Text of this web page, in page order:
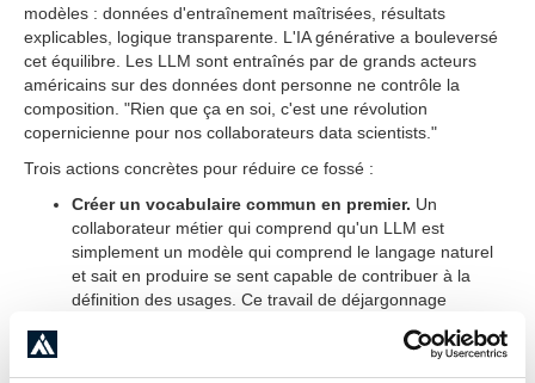
modèles : données d'entraînement maîtrisées, résultats
explicables, logique transparente. L'IA générative a bouleversé
cet équilibre. Les LLM sont entraînés par de grands acteurs
américains sur des données dont personne ne contrôle la
composition. "Rien que ça en soi, c'est une révolution
copernicienne pour nos collaborateurs data scientists."
Trois actions concrètes pour réduire ce fossé :
Créer un vocabulaire commun en premier. Un
collaborateur métier qui comprend qu'un LLM est
simplement un modèle qui comprend le langage naturel
et sait en produire se sent capable de contribuer à la
définition des usages. Ce travail de déjargonnage